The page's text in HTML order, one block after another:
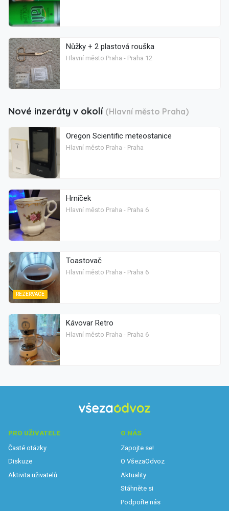
Nůžky + 2 plastová rouška
Hlavní město Praha - Praha 12
Nové inzeráty v okolí (Hlavní město Praha)
Oregon Scientific meteostanice
Hlavní město Praha - Praha
Hrníček
Hlavní město Praha - Praha 6
REZERVACE
Toastovač
Hlavní město Praha - Praha 6
Kávovar Retro
Hlavní město Praha - Praha 6
PRO UŽIVATELE
Časté otázky
Diskuze
Aktivita uživatelů
O NÁS
Zapojte se!
O VšezaOdvoz
Aktuality
Stáhněte si
Podpořte nás